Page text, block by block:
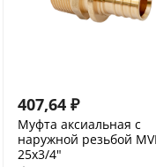
407,64 ₽
Муфта аксиальная с
наружной резьбой MVI
25x3/4"